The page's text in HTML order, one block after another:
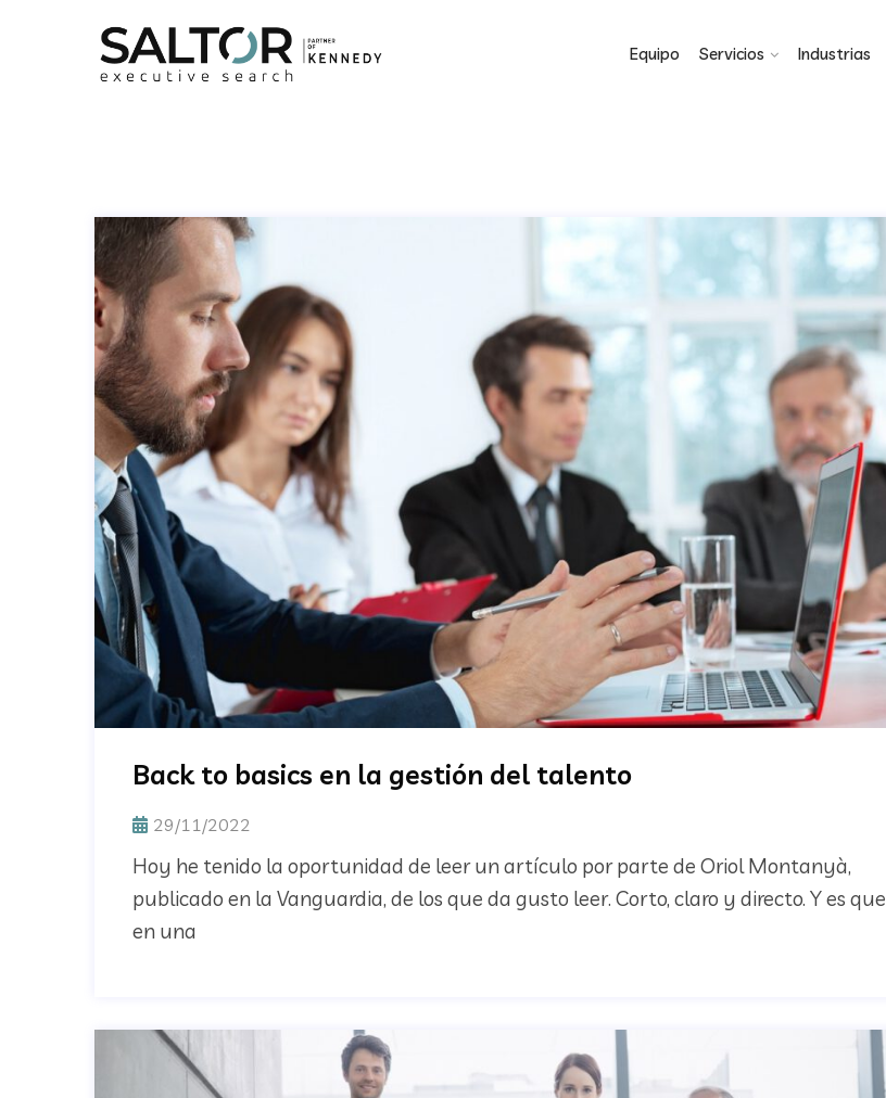
Equipo Servicios Industrias
Back to basics en la gestión del talento
29/11/2022
Hoy he tenido la oportunidad de leer un artículo por parte de Oriol Montanyà,
publicado en la Vanguardia, de los que da gusto leer. Corto, claro y directo. Y es que
en una